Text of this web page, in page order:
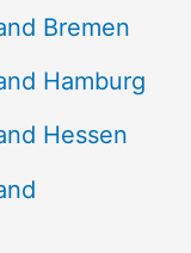
Bremen
Hamburg
Hessen